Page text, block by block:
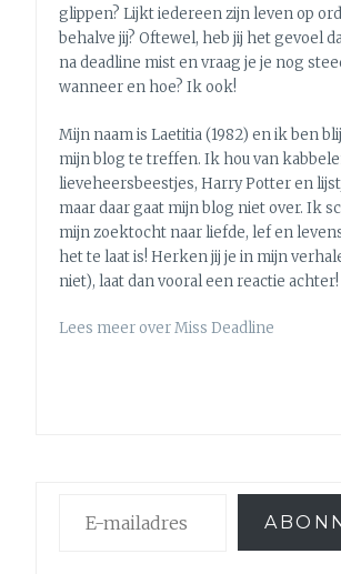
glippen? Lijkt iedereen zijn leven op
behalve jij? Oftewel, heb jij het gevoel
na deadline mist en vraag je je nog
wanneer en hoe? Ik ook!
Mijn naam is Laetitia (1982) en ik ben
mijn blog te treffen. Ik hou van
lieveheersbeestjes, Harry Potter en
maar daar gaat mijn blog niet over. Ik
mijn zoektocht naar liefde, lef en
het te laat is! Herken jij je in mijn
niet), laat dan vooral een reactie achter!
Lees meer over Miss Deadline
mailadres